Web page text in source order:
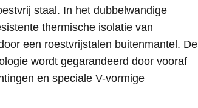
staal. In het dubbelwandige
thermische isolatie van
een roestvrijstalen buitenmantel. De
wordt gegarandeerd door vooraf
en speciale V-vormige